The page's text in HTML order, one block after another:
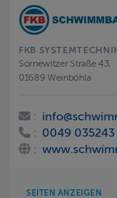
FKB
Sörnewitzer Straße 43,
01689 Weinböhla
:
: 0049
:
SEITEN ANZEIGEN